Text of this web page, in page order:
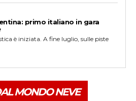
primo italiano in gara
è iniziata. A fine luglio, sulle piste
MONDO NEVE